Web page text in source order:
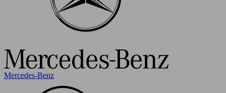
Mercedes-Benz